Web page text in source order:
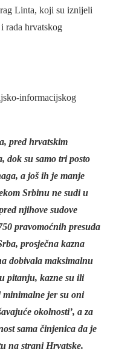
Linta, koji su iznijeli
rada hrvatskog
informacijskog
pred hrvatskim
dok su samo tri posto
a još ih je manje
Srbinu ne sudi u
njihove sudove
pravomoćnih presuda
prosječna kazna
dobivala maksimalnu
pitanju, kazne su ili
minimalne jer su oni
okolnosti’, a za
sama činjenica da je
na strani Hrvatske.